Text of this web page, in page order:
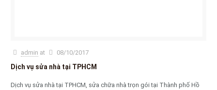
admin at 08/10/2017
Dịch vụ sửa nhà tại TPHCM
Dịch vụ sửa nhà tại TPHCM, sửa chữa nhà trọn gói tại Thành phố Hồ